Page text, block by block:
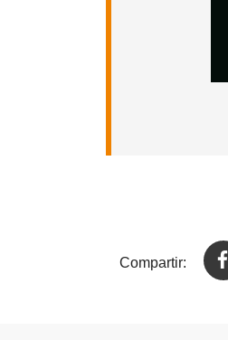
Compartir: